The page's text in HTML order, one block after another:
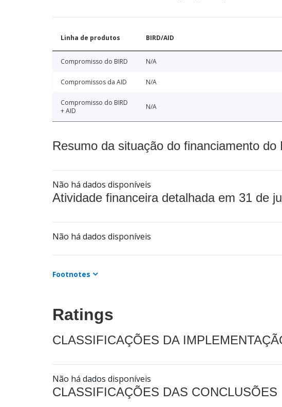
Linha de produtos BIRD/AID
Compromisso do BIRD N/A
Compromissos da AID N/A
Compromisso do BIRD
+ AID
N/A
Resumo da situação do financiamento
Não há dados disponíveis
Atividade financeira detalhada em 31 de
Não há dados disponíveis
Footnotes
Ratings
CLASSIFICAÇÕES DA
Não há dados disponíveis
CLASSIFICAÇÕES DAS CONCLUSÕES